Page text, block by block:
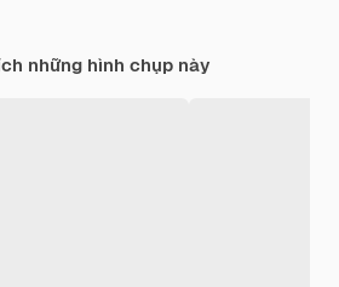
những hình chụp này